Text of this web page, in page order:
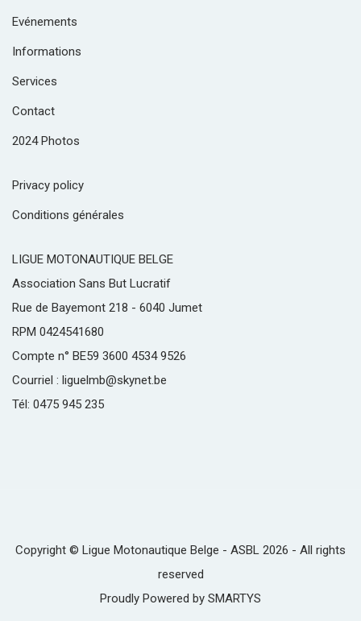
Evénements
Informations
Services
Contact
2024 Photos
Privacy policy
Conditions générales
LIGUE MOTONAUTIQUE BELGE
Association Sans But Lucratif
Rue de Bayemont 218 - 6040 Jumet
RPM 0424541680
Compte n° BE59 3600 4534 9526
Courriel : liguelmb@skynet.be
Tél: 0475 945 235
Copyright © Ligue Motonautique Belge - ASBL 2026 - All rights
reserved
Proudly Powered by SMARTYS